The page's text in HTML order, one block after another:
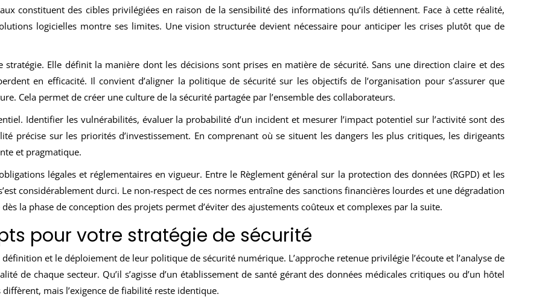
constituent des cibles privilégiées en raison de la sensibilité des informations qu’ils détiennent. Face à cette réalité,
logicielles montre ses limites. Une vision structurée devient nécessaire pour anticiper les crises plutôt que de
Elle définit la manière dont les décisions sont prises en matière de sécurité. Sans une direction claire et des
en efficacité. Il convient d’aligner la politique de sécurité sur les objectifs de l’organisation pour s’assurer que
Cela permet de créer une culture de la sécurité partagée par l’ensemble des collaborateurs.
Identifier les vulnérabilités, évaluer la probabilité d’un incident et mesurer l’impact potentiel sur l’activité sont des
précise sur les priorités d’investissement. En comprenant où se situent les dangers les plus critiques, les dirigeants
et pragmatique.
légales et réglementaires en vigueur. Entre le Règlement général sur la protection des données (RGPD) et les
considérablement durci. Le non-respect de ces normes entraîne des sanctions financières lourdes et une dégradation
la phase de conception des projets permet d’éviter des ajustements coûteux et complexes par la suite.
pour votre stratégie de sécurité
et le déploiement de leur politique de sécurité numérique. L’approche retenue privilégie l’écoute et l’analyse de
de chaque secteur. Qu’il s’agisse d’un établissement de santé gérant des données médicales critiques ou d’un hôtel
mais l’exigence de fiabilité reste identique.